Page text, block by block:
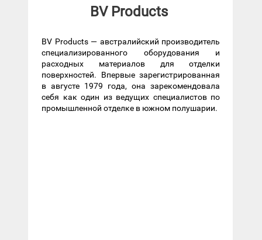
BV Products
BV Products — австралийский производитель
специализированного оборудования и
расходных материалов для отделки
поверхностей. Впервые зарегистрированная
в августе 1979 года, она зарекомендовала
себя как один из ведущих специалистов по
промышленной отделке в южном полушарии.